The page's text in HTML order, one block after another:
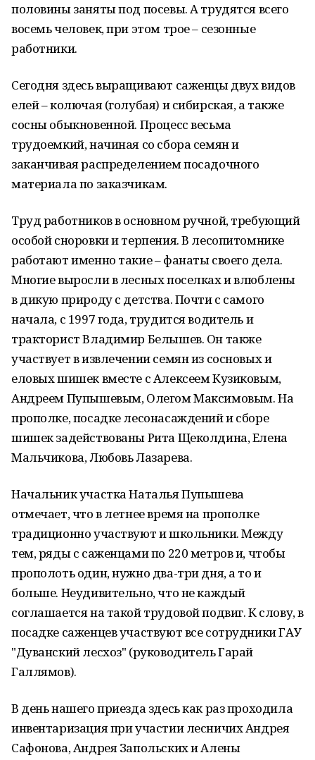
половины заняты под посевы. А трудятся всего
восемь человек, при этом трое – сезонные
работники.
Сегодня здесь выращивают саженцы двух видов
елей – колючая (голубая) и сибирская, а также
сосны обыкновенной. Процесс весьма
трудоемкий, начиная со сбора семян и
заканчивая распределением посадочного
материала по заказчикам.
Труд работников в основном ручной, требующий
особой сноровки и терпения. В лесопитомнике
работают именно такие – фанаты своего дела.
Многие выросли в лесных поселках и влюблены
в дикую природу с детства. Почти с самого
начала, с 1997 года, трудится водитель и
тракторист Владимир Белышев. Он также
участвует в извлечении семян из сосновых и
еловых шишек вместе с Алексеем Кузиковым,
Андреем Пупышевым, Олегом Максимовым. На
прополке, посадке лесонасаждений и сборе
шишек задействованы Рита Щеколдина, Елена
Мальчикова, Любовь Лазарева.
Начальник участка Наталья Пупышева
отмечает, что в летнее время на прополке
традиционно участвуют и школьники. Между
тем, ряды с саженцами по 220 метров и, чтобы
прополоть один, нужно два-три дня, а то и
больше. Неудивительно, что не каждый
соглашается на такой трудовой подвиг. К слову, в
посадке саженцев участвуют все сотрудники ГАУ
"Дуванский лесхоз" (руководитель Гарай
Галлямов).
В день нашего приезда здесь как раз проходила
инвентаризация при участии лесничих Андрея
Сафонова, Андрея Запольских и Алены